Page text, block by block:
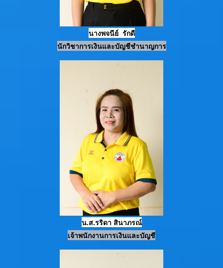
นางพจนีย์ รักดี
นักวิชาการเงินและบัญชีชำนาญการ
น.ส.รริดา สินาภรณ์
เจ้าพนักงานการเงินและบัญชี